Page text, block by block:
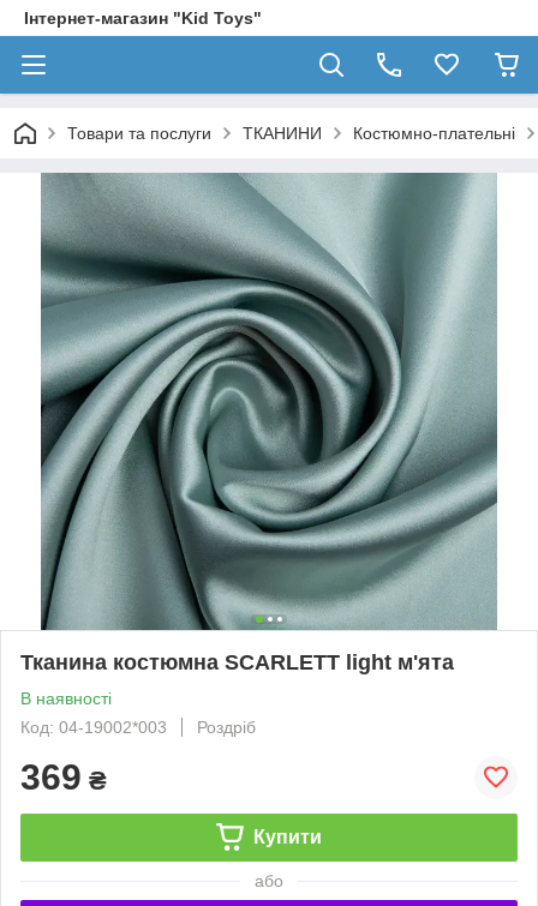
Інтернет-магазин "Kid Toys"
Товари та послуги ТКАНИНИ Костюмно-плательні
Тканина костюмна SCARLETT light м'ята
В наявності
Код: 04-19002*003
Роздріб
369 ₴
Купити
або